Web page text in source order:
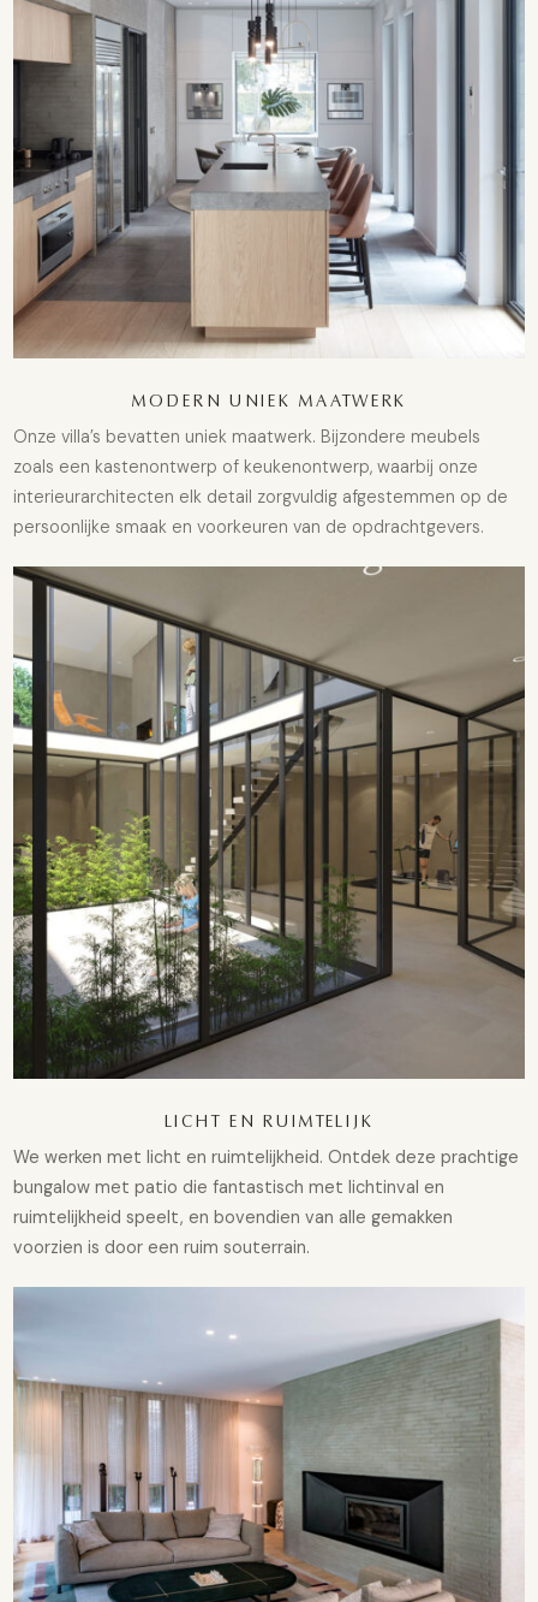
MODERN UNIEK MAATWERK
Onze villa’s bevatten uniek maatwerk. Bijzondere meubels
zoals een kastenontwerp of keukenontwerp, waarbij onze
interieurarchitecten elk detail zorgvuldig afgestemmen op de
persoonlijke smaak en voorkeuren van de opdrachtgevers.
LICHT EN RUIMTELIJK
We werken met licht en ruimtelijkheid. Ontdek deze prachtige
bungalow met patio die fantastisch met lichtinval en
ruimtelijkheid speelt, en bovendien van alle gemakken
voorzien is door een ruim souterrain.